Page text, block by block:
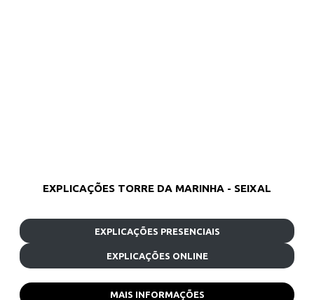
EXPLICAÇÕES TORRE DA MARINHA - SEIXAL
EXPLICAÇÕES PRESENCIAIS
EXPLICAÇÕES ONLINE
MAIS INFORMAÇÕES